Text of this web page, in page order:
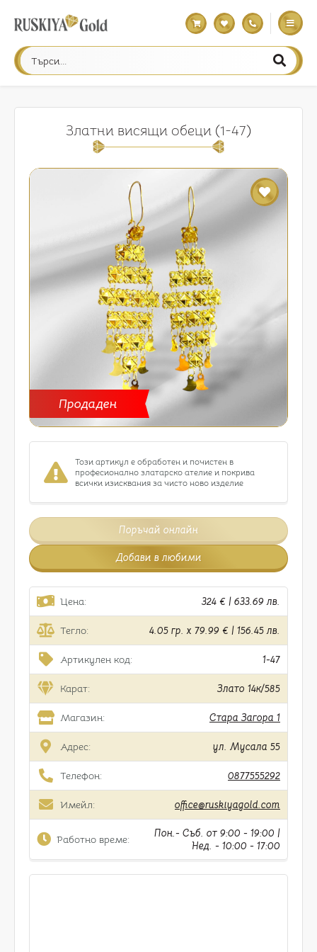
Златни висящи обеци (1-47)
Продаден
Този артикул е обработен и почистен в
професионално златарско ателие и покрива
всички изисквания за чисто ново изделие
Поръчай онлайн
Добави в любими
Цена: 324 € | 633.69 лв.
Тегло: 4.05 гр. x 79.99 € | 156.45 лв.
Артикулен код: 1-47
Карат: Злато 14к/585
Магазин: Стара Загора 1
Адрес: ул. Мусала 55
Телефон: 0877555292
Имейл: office@ruskiyagold.com
Работно време:
Пон.- Съб. от 9:00 - 19:00 |
Нед. - 10:00 - 17:00